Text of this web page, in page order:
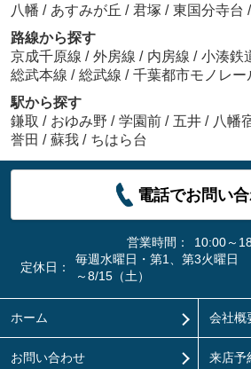
八幡 / あすみが丘 / 君塚 / 東国分寺台 /
路線から探す
京成千原線 / 外房線 / 内房線 / 小湊鉄
総武本線 / 総武線 / 千葉都市モノレー
駅から探す
鎌取 / おゆみ野 / 学園前 / 五井 / 八幡
誉田 / 蘇我 / ちはら台
電話でお問い
営業時間：
10:00～
定休日：
毎週水曜日・第1、第3火曜日
～8/15（土）
ホーム 会社概
お問い合わせ 来店予